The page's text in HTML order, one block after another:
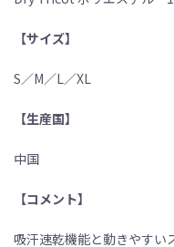
【サイズ】
S／M／L／XL
【生産国】
中国
【コメント】
吸汗速乾機能と動きやすい